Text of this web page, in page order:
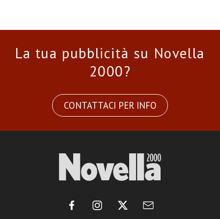
La tua pubblicità su Novella
2000?
CONTATTACI PER INFO